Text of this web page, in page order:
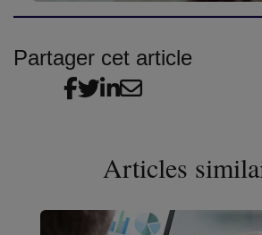
Partager cet article
Articles